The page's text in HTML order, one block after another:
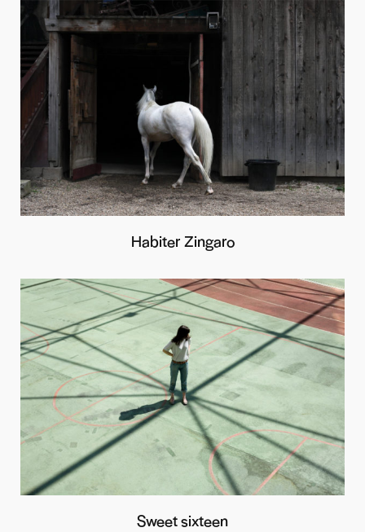
Habiter Zingaro
Sweet sixteen